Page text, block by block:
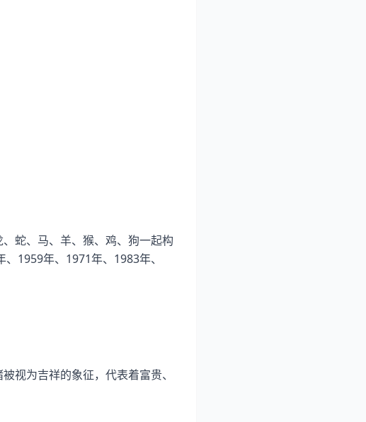
蛇、马、羊、猴、鸡、狗一起构
1959年、1971年、1983年、
视为吉祥的象征，代表着富贵、